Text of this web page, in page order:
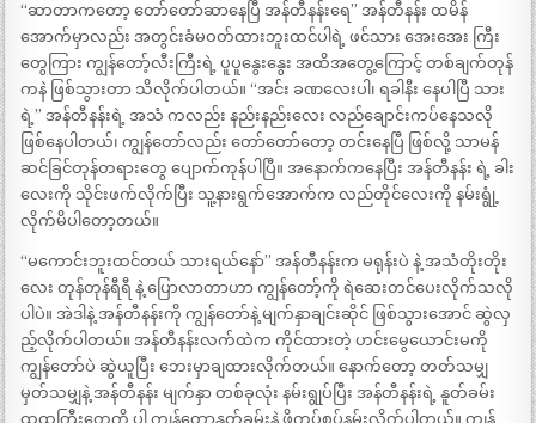
“ဆာတာကတော့ တော်တော်ဆာနေပြီ အန်တီနန်းရေ” အန်တီနန်း ထမိန်
အောက်မှာလည်း အတွင်းခံမဝတ်ထားဘူးထင်ပါရဲ့ ဖင်သား အေးအေး ကြီး
တွေကြား ကျွန်တော့်လီးကြီးရဲ့ ပူပူနွေးနွေး အထိအတွေ့ကြောင့် တစ်ချက်တုန်
ကနဲ ဖြစ်သွားတာ သိလိုက်ပါတယ်။ “အင်း ခဏလေးပါ၊ ရခါနီး နေပါပြီ သား
ရဲ့” အန်တီနန်းရဲ့ အသံ ကလည်း နည်းနည်းလေး လည်ချောင်းကပ်နေသလို
ဖြစ်နေပါတယ်၊ ကျွန်တော်လည်း တော်တော်တော့ တင်းနေပြီ ဖြစ်လို့ သာမန်
ဆင်ခြင်တုန်တရားတွေ ပျောက်ကုန်ပါပြီ။ အနောက်ကနေပြီး အန်တီနန်း ရဲ့ ခါး
လေးကို သိုင်းဖက်လိုက်ပြီး သူ့နားရွက်အောက်က လည်တိုင်လေးကို နမ်းရွုံ့
လိုက်မိပါတော့တယ်။
“မကောင်းဘူးထင်တယ် သားရယ်နော်” အန်တီနန်းက မရုန်းပဲ နဲ့ အသံတိုးတိုး
လေး တုန်တုန်ရီရီ နဲ့ ပြောလာတာဟာ ကျွန်တော့်ကို ရဲဆေးတင်ပေးလိုက်သလို
ပါပဲ။ အဲဒါနဲ့ အန်တီနန်းကို ကျွန်တော်နဲ့ မျက်နှာချင်းဆိုင် ဖြစ်သွားအောင် ဆွဲလှ
ည့်လိုက်ပါတယ်။ အန်တီနန်းလက်ထဲက ကိုင်ထားတဲ့ ဟင်းမွေယောင်းမကို
ကျွန်တော်ပဲ ဆွဲယူပြီး ဘေးမှာချထားလိုက်တယ်။ နောက်တော့ တတ်သမျှ
မှတ်သမျှနဲ့ အန်တီနန်း မျက်နှာ တစ်ခုလုံး နမ်းရွုပ်ပြီး အန်တီနန်းရဲ့ နူတ်ခမ်း
ထူထူကြီးတွေကို ပါ ကျွန်တော့နူတ်ခမ်းနဲ့ ဖိကပ်စုပ်နမ်းလိုက်ပါတယ်။ ကျွန်